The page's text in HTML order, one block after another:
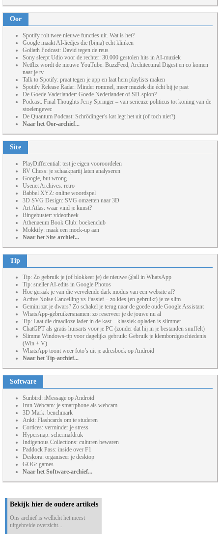
Oor
Spotify rolt twee nieuwe functies uit. Wat is het?
Google maakt AI-liedjes die (bijna) echt klinken
Goliath Podcast: David tegen de reus
Sony sleept Udio voor de rechter: 30.000 gestolen hits in AI-muziek
Netflix wordt de nieuwe YouTube: BuzzFeed, Architectural Digest en co komen
naar je tv
Talk to Spotify: praat tegen je app en laat hem playlists maken
Spotify Release Radar: Minder rommel, meer muziek die écht bij je past
De Goede Vaderlander: Goede Nederlander of SD-spion?
Podcast: Final Thoughts Jerry Springer – van serieuze politicus tot koning van de
stoelengevec
De Quantum Podcast: Schrödinger’s kat legt het uit (of toch niet?)
Naar het Oor-archief...
Site
PlayDifferential: test je eigen vooroordelen
RV Chess: je schaakpartij laten analyseren
Google, but wrong
Usenet Archives: retro
Babbel XYZ: online woordspel
3D SVG Design: SVG omzetten naar 3D
Art Atlas: waar vind je kunst?
Bingebuster: videotheek
Athenaeum Book Club: boekenclub
Mokkify: maak een mock-up aan
Naar het Site-archief...
Tip
Tip: Zo gebruik je (of blokkeer je) de nieuwe @all in WhatsApp
Tip: sneller AI-edits in Google Photos
Hoe geraak je van die vervelende dark modus van een website af?
Active Noise Cancelling vs Passief – zo kies (en gebruikt) je ze slim
Gemini zat je dwars? Zo schakel je terug naar de goede oude Google Assistant
WhatsApp-gebruikersnamen: zo reserveer je de jouwe nu al
Tip: Laat die draadloze lader in de kast – klassiek opladen is slimmer
ChatGPT als gratis huisarts voor je PC (zonder dat hij in je bestanden snuffelt)
Slimme Windows-tip voor dagelijks gebruik: Gebruik je klembordgeschiedenis
(Win + V)
WhatsApp toont weer foto’s uit je adresboek op Android
Naar het Tip-archief...
Software
Sunbird: iMessage op Android
Irun Webcam: je smartphone als webcam
3D Mark: benchmark
Anki: Flashcards om te studeren
Cortices: verminder je stress
Hypersnap: schermafdruk
Indigenous Collections: culturen bewaren
Paddock Pass: inside over F1
Deskora: organiseer je desktop
GOG: games
Naar het Software-archief...
Bekijk hier de oudere artikels
Ons archief is wellicht het meest
uitgebreide overzicht...